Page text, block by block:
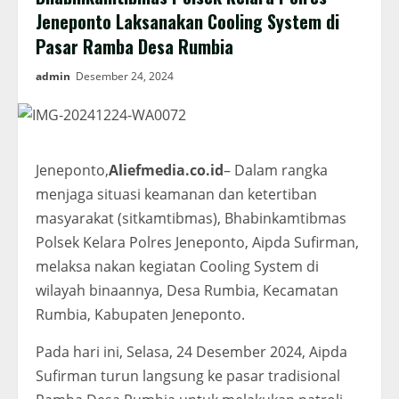
Jeneponto Laksanakan Cooling System di
Pasar Ramba Desa Rumbia
admin Desember 24, 2024
Jeneponto,Aliefmedia.co.id– Dalam rangka
menjaga situasi keamanan dan ketertiban
masyarakat (sitkamtibmas), Bhabinkamtibmas
Polsek Kelara Polres Jeneponto, Aipda Sufirman,
melaksa nakan kegiatan Cooling System di
wilayah binaannya, Desa Rumbia, Kecamatan
Rumbia, Kabupaten Jeneponto.
Pada hari ini, Selasa, 24 Desember 2024, Aipda
Sufirman turun langsung ke pasar tradisional